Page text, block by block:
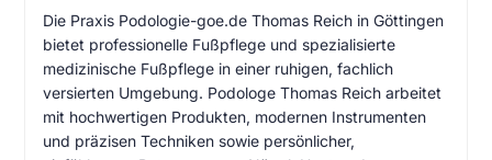
Die Praxis Podologie-goe.de Thomas Reich in Göttingen
bietet professionelle Fußpflege und spezialisierte
medizinische Fußpflege in einer ruhigen, fachlich
versierten Umgebung. Podologe Thomas Reich arbeitet
mit hochwertigen Produkten, modernen Instrumenten
und präzisen Techniken sowie persönlicher,